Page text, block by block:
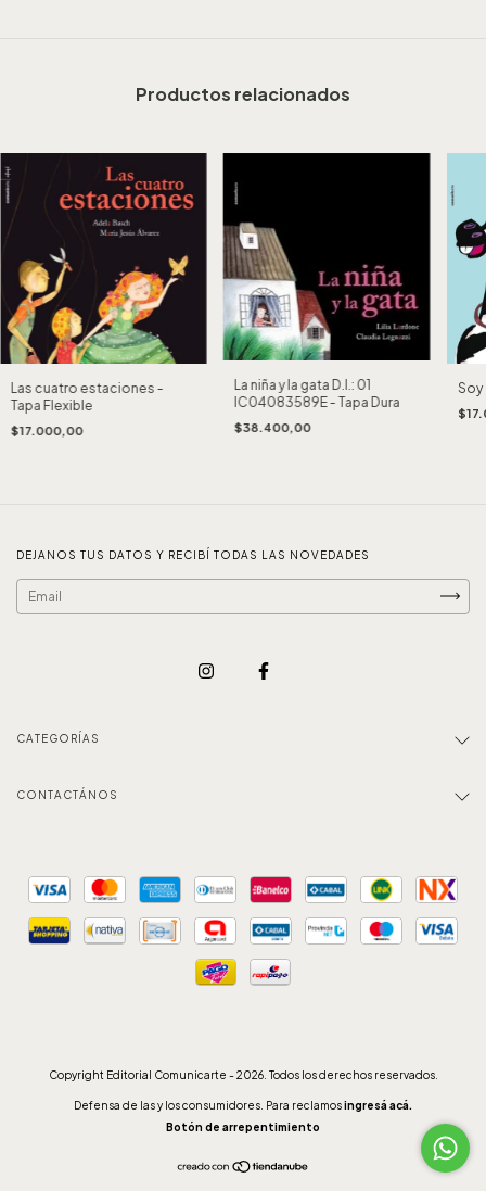
Productos relacionados
Las cuatro estaciones -
Tapa Flexible
$17.000,00
La niña y la gata D.I.: 01
IC04083589E - Tapa Dura
$38.400,00
Soy
DEJANOS TUS DATOS Y RECIBÍ TODAS LAS NOVEDADES
CATEGORÍAS
CONTACTÁNOS
Copyright Editorial Comunicarte - 2026. Todos los derechos reservados.
Defensa de las y los consumidores. Para reclamosingresá acá.
Botón de arrepentimiento